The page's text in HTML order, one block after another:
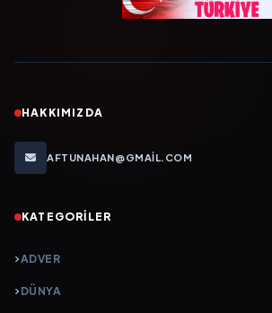
HAKKIMIZDA
AFTUNAHAN@GMAIL.COM
KATEGORILER
ADVER
DÜNYA